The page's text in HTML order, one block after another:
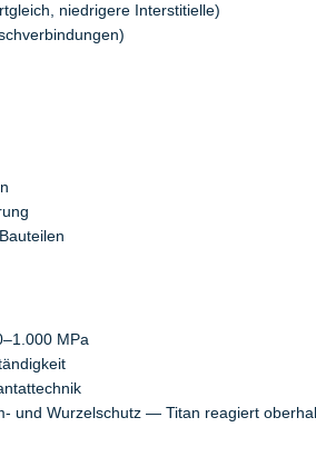
niedrigere Interstitielle)
MPa
und Wurzelschutz — Titan reagiert